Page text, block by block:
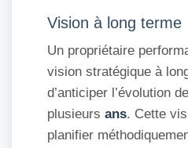
Vision à long terme
Un propriétaire
vision stratégique à
d’anticiper l’évolution
plusieurs ans. Cette
planifier